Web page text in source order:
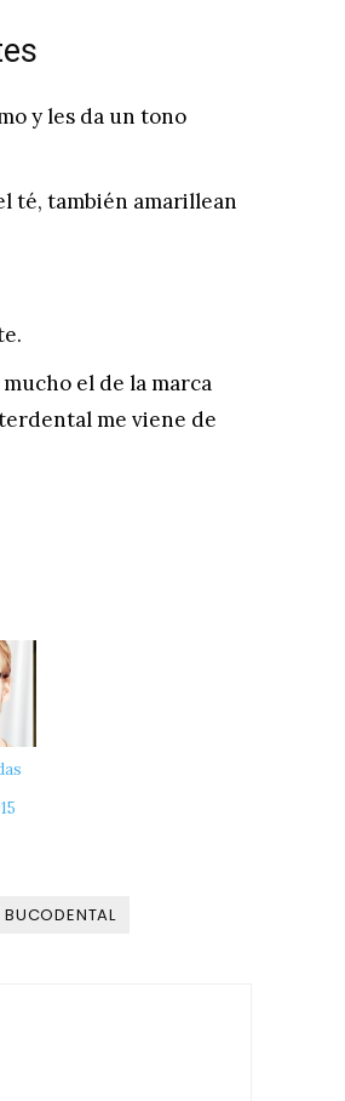
y les da un tono
té, también amarillean
el de la marca
me viene de
BUCODENTAL